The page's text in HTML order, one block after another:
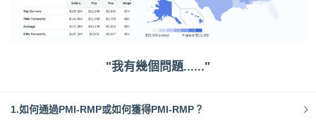
"我有幾個問題......"
1.如何通過PMI-RMP或如何獲得PMI-RMP？